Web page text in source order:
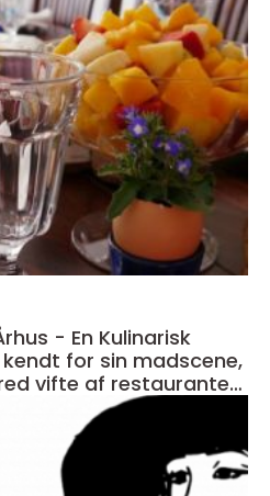
- En Kulinarisk
for sin madscene,
vifte af restauranter,